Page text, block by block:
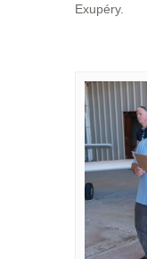
Exupéry.